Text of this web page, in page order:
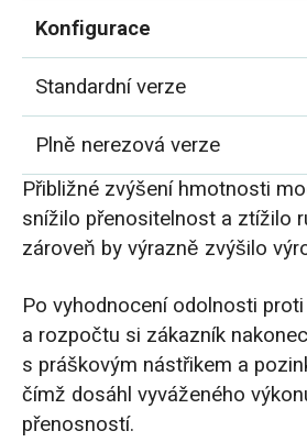
Konfigurace
Standardní verze
Plně nerezová verze
Přibližné zvýšení hmotnosti
snížilo přenositelnost a ztížilo
zároveň by výrazně zvýšilo
Po vyhodnocení odolnosti
a rozpočtu si zákazník
s práškovým nástřikem a
čímž dosáhl vyváženého
přenosností.